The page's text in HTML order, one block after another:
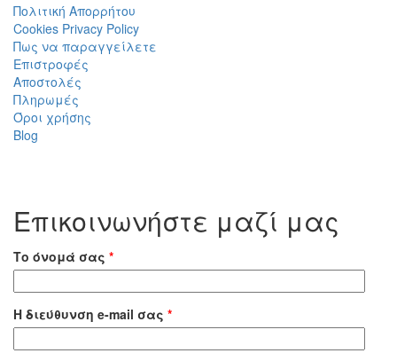
Πολιτική Απορρήτου
Cookies Privacy Policy
Πως να παραγγείλετε
Επιστροφές
Αποστολές
Πληρωμές
Όροι χρήσης
Blog
Επικοινωνήστε μαζί μας
Το όνομά σας *
Η διεύθυνση e-mail σας *